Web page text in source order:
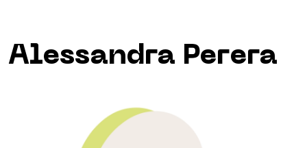
Alessandra Perera